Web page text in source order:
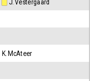
J. Vestergaard
K. McAteer